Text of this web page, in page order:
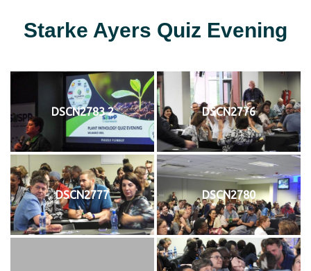
Starke Ayers Quiz Evening
DSCN2783 2 DSCN2776
DSCN2777 DSCN2780